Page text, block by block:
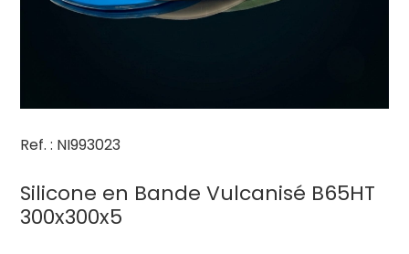
Ref. : NI993023
Silicone en Bande Vulcanisé B65HT
300x300x5